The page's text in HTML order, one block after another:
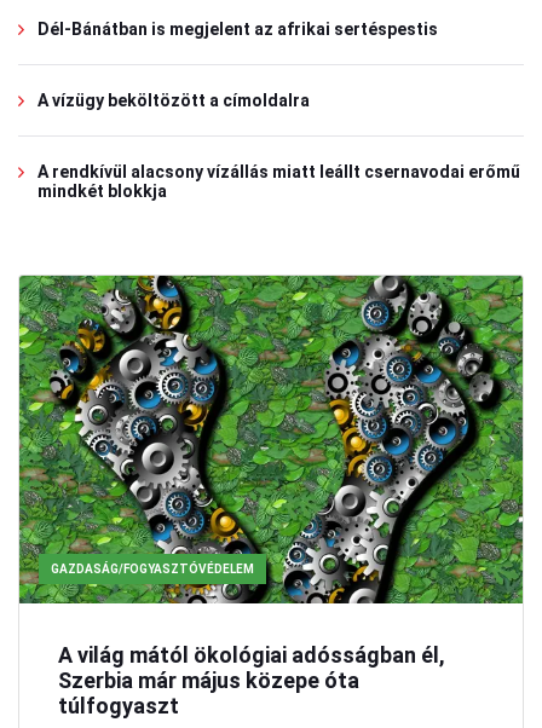
Dél-Bánátban is megjelent az afrikai sertéspestis
A vízügy beköltözött a címoldalra
A rendkívül alacsony vízállás miatt leállt csernavodai erőmű
mindkét blokkja
GAZDASÁG/FOGYASZTÓVÉDELEM
A világ mától ökológiai adósságban él,
Szerbia már május közepe óta
túlfogyaszt